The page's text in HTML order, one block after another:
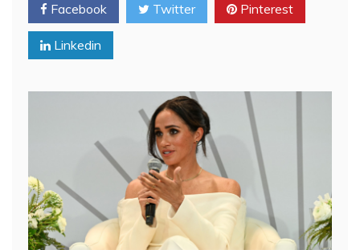
Facebook Twitter Pinterest
Linkedin